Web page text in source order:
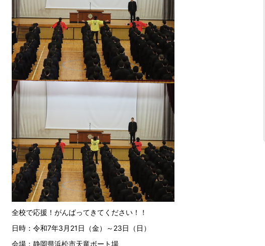
全校で応援！がんばってきてください！！
日時：令和7年3月21日（金）～23日（日）
会場：静岡県浜松市天竜ボート場